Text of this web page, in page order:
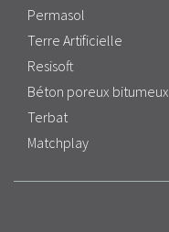
Permasol
Terre Artificielle
Resisoft
Béton poreux bitumeux
Terbat
Matchplay